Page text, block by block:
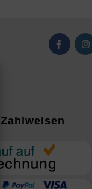
Zahlweisen